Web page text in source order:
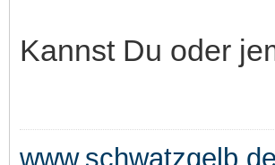
Kannst Du oder
www.schwatzgelb.de